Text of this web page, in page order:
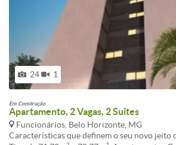
24 1
Em Construção
Apartamento, 2 Vagas, 2 Suites
Funcionários, Belo Horizonte, MG
Características que definem o seu novo jeito